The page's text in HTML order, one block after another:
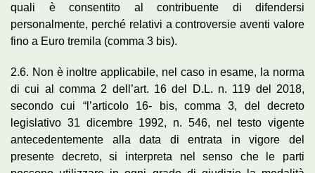
quali è consentito al contribuente di difendersi
personalmente, perché relativi a controversie aventi valore
fino a Euro tremila (comma 3 bis).
2.6. Non è inoltre applicabile, nel caso in esame, la norma
di cui al comma 2 dell’art. 16 del D.L. n. 119 del 2018,
secondo cui “l’articolo 16- bis, comma 3, del decreto
legislativo 31 dicembre 1992, n. 546, nel testo vigente
antecedentemente alla data di entrata in vigore del
presente decreto, si interpreta nel senso che le parti